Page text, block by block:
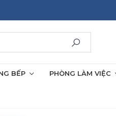
BẾP PHÒNG LÀM VIỆC